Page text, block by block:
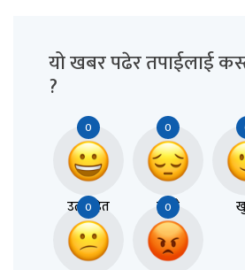
यो खबर पढेर तपाईलाई
?
0
उत्साहित
0
दुःखी
0 0